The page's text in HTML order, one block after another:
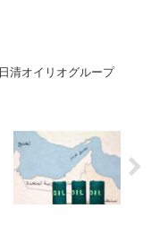
清オイリオグループ